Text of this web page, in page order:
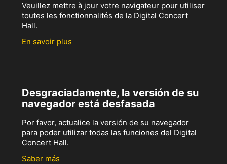
Veuillez mettre à jour votre navigateur pour utiliser
toutes les fonctionnalités de la Digital Concert
Hall.
En savoir plus
Desgraciadamente, la versión de su
navegador está desfasada
Por favor, actualice la versión de su navegador
para poder utilizar todas las funciones del Digital
Concert Hall.
Saber más